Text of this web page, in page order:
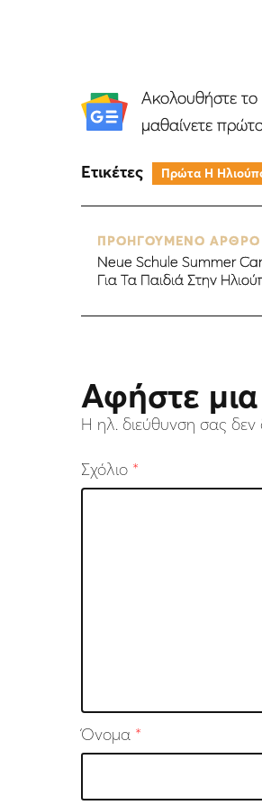
Ακολουθήστε το
μαθαίνετε
Ετικέτες Πρώτα Η
ΠΡΟΗΓΟΥΜΕΝΟ ΑΡΘΡΟ
Neue Schule Summer
Για Τα Παιδιά Στην
Αφήστε
Η ηλ. διεύθυνση σας δεν
Σχόλιο *
Όνομα *